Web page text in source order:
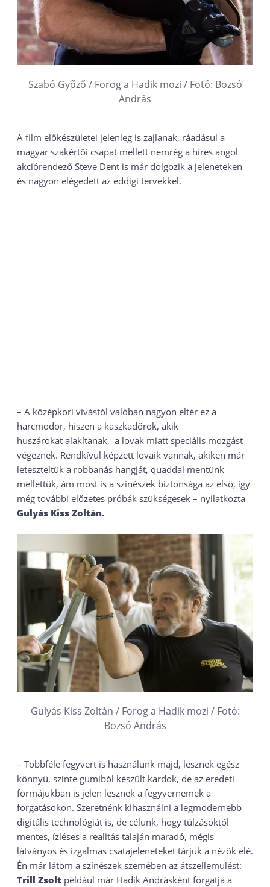
Szabó Győző / Forog a Hadik mozi / Fotó: Bozsó
András
A film előkészületei jelenleg is zajlanak, ráadásul a
magyar szakértői csapat mellett nemrég a híres angol
akciórendező Steve Dent is már dolgozik a jeleneteken
és nagyon elégedett az eddigi tervekkel.
– A középkori vívástól valóban nagyon eltér ez a
harcmodor, hiszen a kaszkadőrök, akik
huszárokat alakítanak, a lovak miatt speciális mozgást
végeznek. Rendkívül képzett lovaik vannak, akiken már
leteszteltük a robbanás hangját, quaddal mentünk
mellettük, ám most is a színészek biztonsága az első, így
még további előzetes próbák szükségesek – nyilatkozta
Gulyás Kiss Zoltán.
Gulyás Kiss Zoltán / Forog a Hadik mozi / Fotó:
Bozsó András
– Többféle fegyvert is használunk majd, lesznek egész
könnyű, szinte gumiból készült kardok, de az eredeti
formájukban is jelen lesznek a fegyvernemek a
forgatásokon. Szeretnénk kihasználni a legmodernebb
digitális technológiát is, de célunk, hogy túlzásoktól
mentes, ízléses a realitás talaján maradó, mégis
látványos és izgalmas csatajeleneteket tárjuk a nézők elé.
Én már látom a színészek szemében az átszellemülést:
Trill Zsolt például már Hadik Andrásként forgatja a